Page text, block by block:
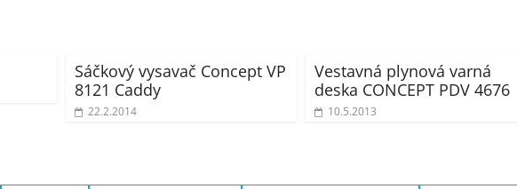
Sáčkový vysavač Concept VP
8121 Caddy
22.2.2014
Vestavná plynová varná
deska CONCEPT PDV 4676
10.5.2013